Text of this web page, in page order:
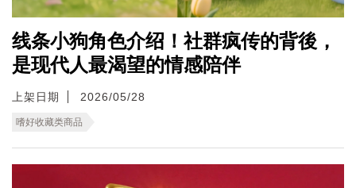
线条小狗角色介绍！社群疯传的背後，
是现代人最渴望的情感陪伴
上架日期 2026/05/28
嗜好收藏类商品